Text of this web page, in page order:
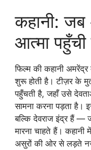
कहानी: जब
आत्मा
फिल्म की कहानी अमरेंद्र
शुरू होती है। टीज़र के
पहुँचती है, जहाँ उसे
सामना करना पड़ता है।
बल्कि देवराज इंद्र हैं —
मारना चाहते हैं। कहानी
असुरों की ओर से लड़ते